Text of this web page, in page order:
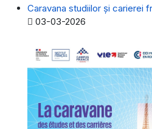
Caravana studiilor și carierei
Detalii
03-03-2026